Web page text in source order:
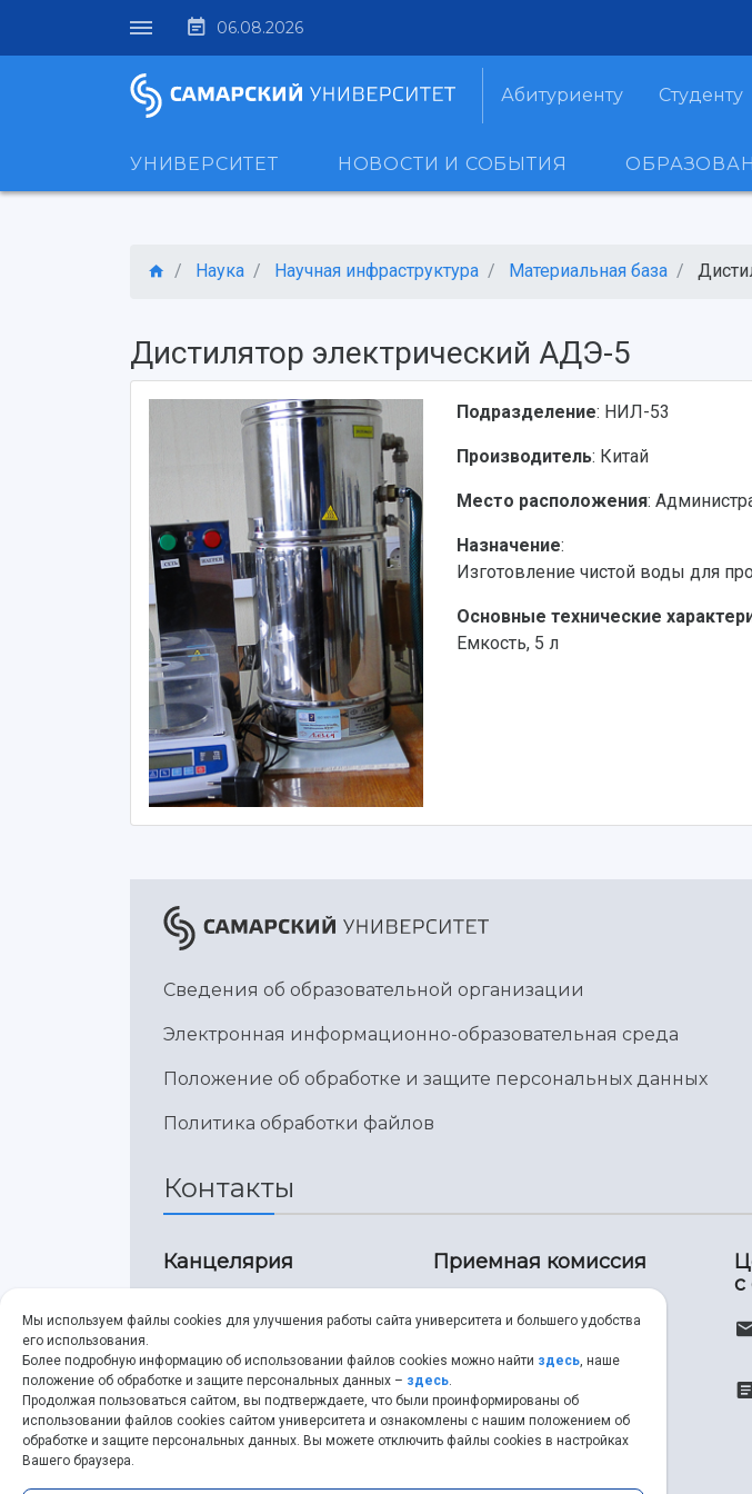
06.08.2026
Абитуриенту Студенту
УНИВЕРСИТЕТ НОВОСТИ И СОБЫТИЯ
Наука Научная инфраструктура Материальная база
Дистилятор электрический АДЭ-5
Подразделение: НИЛ-53
Производитель: Китай
Место расположения:
Назначение:
Изготовление чистой воды для
Основные технические
Емкость, 5 л
Сведения об образовательной организации
Электронная информационно-образовательная среда
Положение об обработке и защите персональных данных
Политика обработки файлов
Контакты
Канцелярия
8 (846) 267-43-70
ssau@ssau.ru
Приемная комиссия
8 (846) 267-48-67
priem@ssau.ru
с
Мы используем файлы cookies для улучшения работы сайта университета и большего удобства
его использования.
Более подробную информацию об использовании файлов cookies можно найти здесь, наше
положение об обработке и защите персональных данных – здесь.
Продолжая пользоваться сайтом, вы подтверждаете, что были проинформированы об
использовании файлов cookies сайтом университета и ознакомлены с нашим положением об
обработке и защите персональных данных. Вы можете отключить файлы cookies в настройках
Вашего браузера.